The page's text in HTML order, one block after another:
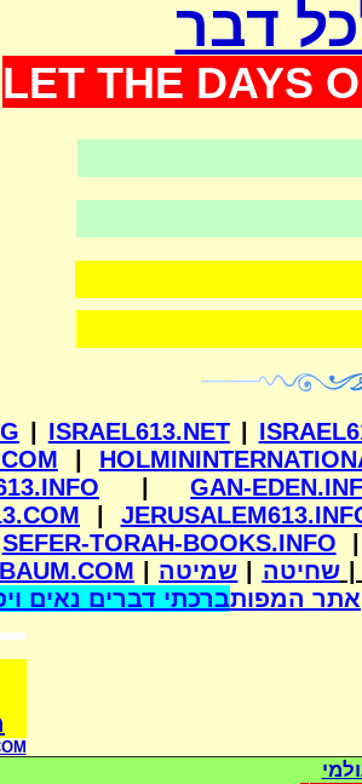
דבר
LET THE DAYS
ISRAEL613.NET|
|GAN-
SEFER-TORAH-BOOKS.INFO
שמיטה שחיטה
ברכתי דברים נאיםאתר המפות